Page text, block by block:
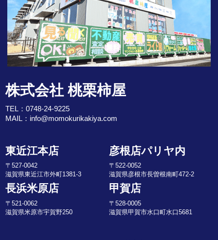
株式会社 桃栗柿屋
TEL：0748-24-9225
MAIL： info@momokurikakiya.com
東近江本店
〒527-0042
滋賀県東近江市外町1381-3
彦根店パリヤ内
〒522-0052
滋賀県彦根市長曽根南町472-2
長浜米原店
〒521-0062
滋賀県米原市宇賀野250
甲賀店
〒528-0005
滋賀県甲賀市水口町水口5681